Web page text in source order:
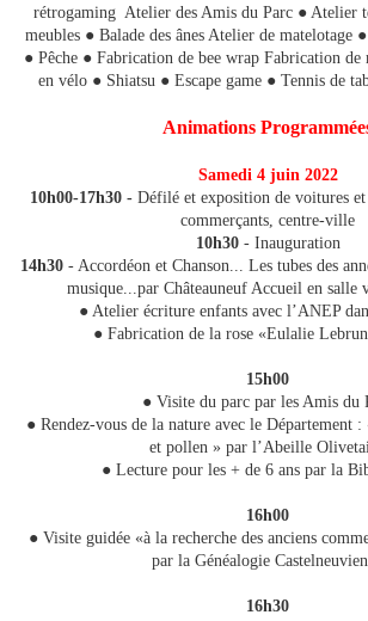
rétrogaming Atelier des Amis du Parc ● Atelier
meubles ● Balade des ânes Atelier de matelotage
● Pêche ● Fabrication de bee wrap Fabrication de
en vélo ● Shiatsu ● Escape game ● Tennis de
Animations
Samedi 4 juin 2022
10h00-17h30 -Défilé et exposition de voitures et
commerçants, centre-ville
10h30 - Inauguration
14h30 - Accordéon et Chanson... Les tubes des
musique...par Châteauneuf Accueil en salle
● Atelier écriture enfants avec l’ANEP
● Fabrication de la rose «Eulalie
15h00
● Visite du parc par les Amis du
● Rendez-vous de la nature avec le Département :
et pollen » par l’Abeille
● Lecture pour les + de 6 ans par la
16h00
● Visite guidée «à la recherche des anciens
par la Généalogie
16h30